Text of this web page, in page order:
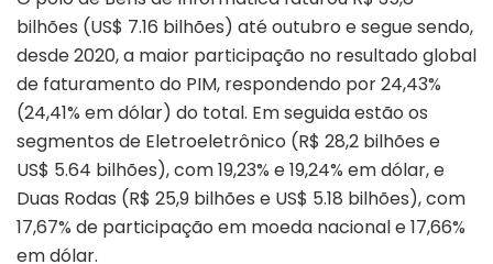
bilhões (US$ 7.16 bilhões) até outubro e segue sendo,
desde 2020, a maior participação no resultado global
de faturamento do PIM, respondendo por 24,43%
(24,41% em dólar) do total. Em seguida estão os
segmentos de Eletroeletrônico (R$ 28,2 bilhões e
US$ 5.64 bilhões), com 19,23% e 19,24% em dólar, e
Duas Rodas (R$ 25,9 bilhões e US$ 5.18 bilhões), com
17,67% de participação em moeda nacional e 17,66%
em dólar.